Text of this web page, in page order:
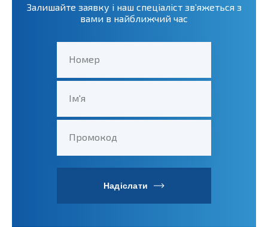
Залишайте заявку і наш спеціаліст зв’яжеться з
вами в найближчий час
Номер
Ім'я
Промокод
Надіслати